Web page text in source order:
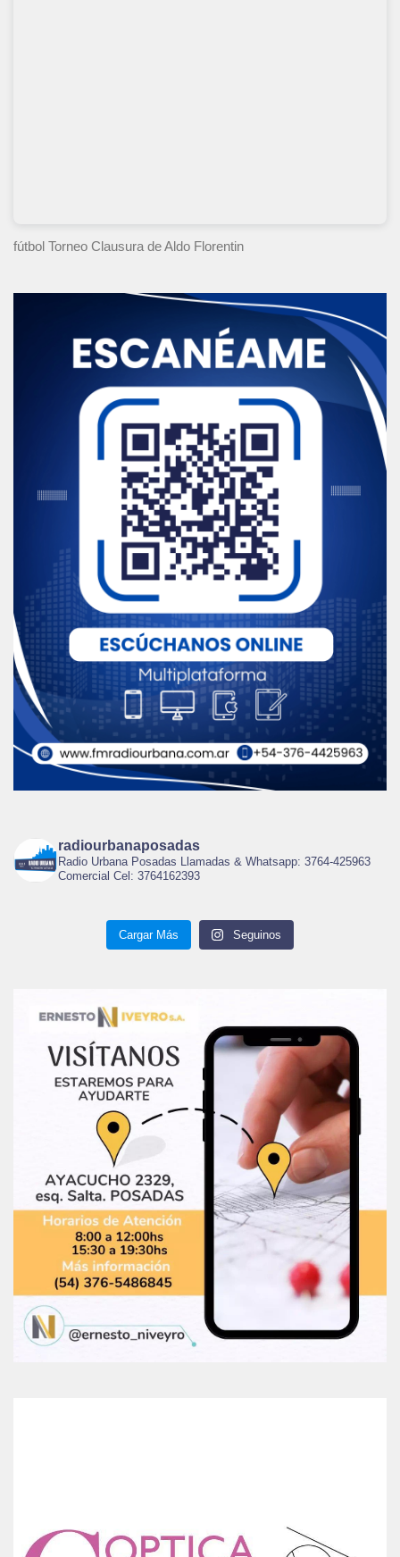
fútbol Torneo Clausura de Aldo Florentin
radiourbanaposadas
Radio Urbana Posadas Llamadas & Whatsapp: 3764-425963
Comercial Cel: 3764162393
Cargar Más Seguinos